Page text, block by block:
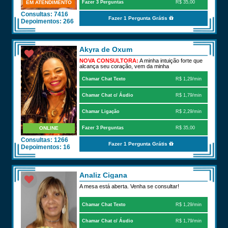
EM ATENDIMENTO
Consultas: 7416
Depoimentos: 266
Fazer 3 Perguntas R$ 35,00
Fazer 1 Pergunta Grátis
ONLINE
Consultas: 1266
Depoimentos: 16
Akyra de Oxum
NOVA CONSULTORA: A minha intuição forte que
alcança seu coração, vem da minha
ancestralidade" prazer
Chamar Chat Texto R$ 1,29/min
Chamar Chat c/ Áudio R$ 1,79/min
Chamar Ligação R$ 2,29/min
Fazer 3 Perguntas R$ 35,00
Fazer 1 Pergunta Grátis
Analiz Cigana
A mesa está aberta. Venha se consultar!
Chamar Chat Texto R$ 1,29/min
Chamar Chat c/ Áudio R$ 1,79/min